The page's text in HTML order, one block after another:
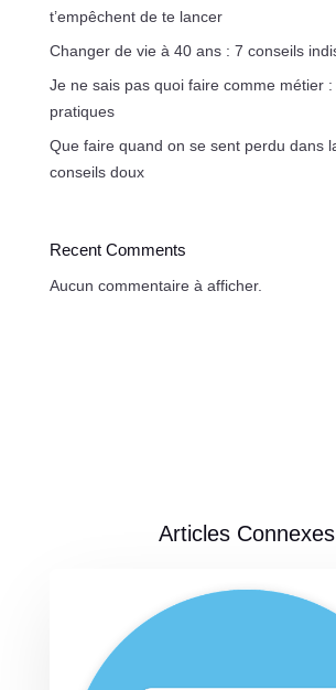
t’empêchent de te lancer
Changer de vie à 40 ans : 7 conseils
Je ne sais pas quoi faire comme métier
pratiques
Que faire quand on se sent perdu dans
conseils doux
Recent Comments
Aucun commentaire à afficher.
Articles Connexes